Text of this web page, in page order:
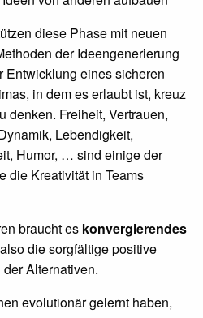
diese Phase mit neuen
der Ideengenerierung
Entwicklung eines sicheren
in dem es erlaubt ist, kreuz
denken. Freiheit, Vertrauen,
Lebendigkeit,
Humor, … sind einige der
die Kreativität in Teams
braucht es konvergierendes
die sorgfältige positive
Alternativen.
evolutionär gelernt haben,